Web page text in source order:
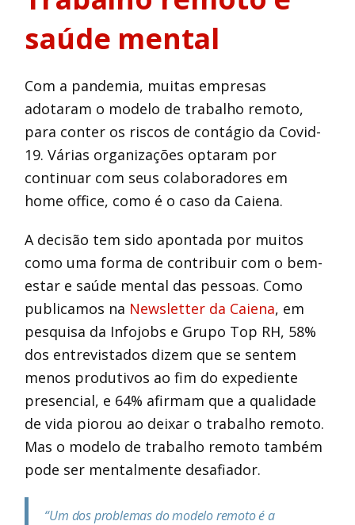
saúde mental
Com a pandemia, muitas empresas
adotaram o modelo de trabalho remoto,
para conter os riscos de contágio da Covid-
19. Várias organizações optaram por
continuar com seus colaboradores em
home office, como é o caso da Caiena.
A decisão tem sido apontada por muitos
como uma forma de contribuir com o bem-
estar e saúde mental das pessoas. Como
publicamos na Newsletter da Caiena, em
pesquisa da Infojobs e Grupo Top RH, 58%
dos entrevistados dizem que se sentem
menos produtivos ao fim do expediente
presencial, e 64% afirmam que a qualidade
de vida piorou ao deixar o trabalho remoto.
Mas o modelo de trabalho remoto também
pode ser mentalmente desafiador.
“Um dos problemas do modelo remoto é a